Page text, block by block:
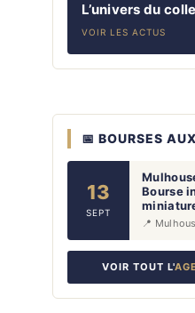
L’univers du
VOIR LES ACTUS
📅 BOURSES
13
SEPT
Bourse
📍
VOIR TOUT L'